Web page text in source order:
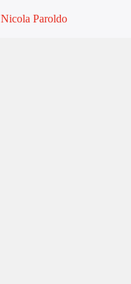
Nicola Paroldo